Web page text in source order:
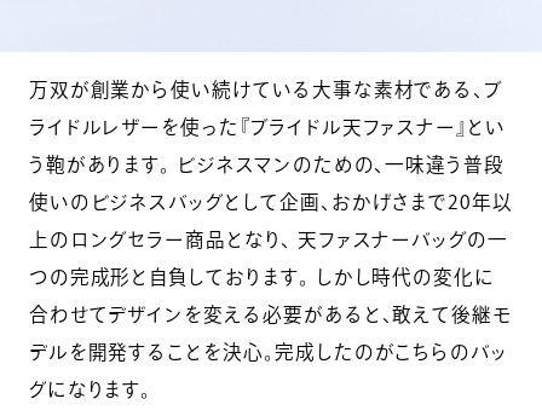
万双が創業から使い続けている大事な素材である、ブ
ライドルレザーを使った『ブライドル天ファスナー』とい
う鞄があります。 ビジネスマンのための、一味違う普段
使いのビジネスバッグとして企画、おかげさまで20年以
上のロングセラー商品となり、 天ファスナーバッグの一
つの完成形と自負しております。 しかし時代の変化に
合わせてデザインを変える必要があると、敢えて後継モ
デルを開発することを決心。完成したのがこちらのバッ
グになります。